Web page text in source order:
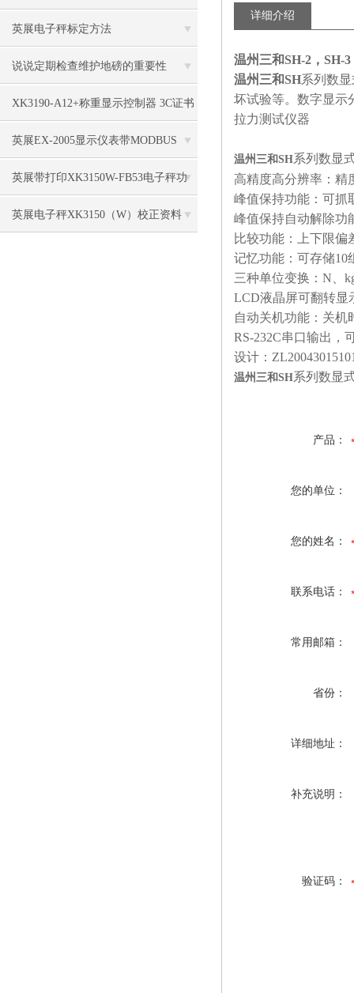
英展电子秤标定方法
说说定期检查维护地磅的重要性
XK3190-A12+称重显示控制器 3C证书
英展EX-2005显示仪表带MODBUS
RTU 传输格式
英展带打印XK3150W-FB53电子秤功
能特点
英展电子秤XK3150（W）校正资料
详细介绍
温州三和SH-2，SH-
温州三和SH系列数
坏试验等。数字显示
拉力测试仪器
温州三和SH系列数显
高精度高分辨率：精
峰值保持功能：可抓
峰值保持自动解除功
比较功能：上下限偏
记忆功能：可存储10
三种单位变换：N、
LCD液晶屏可翻转显
自动关机功能：关机
RS-232C串口输出，
设计：
温州三和SH系列数显
产品：
您的单位：
您的姓名：
联系电话：
常用邮箱：
省份：
详细地址：
补充说明：
验证码：